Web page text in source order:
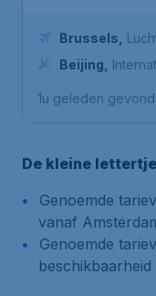
Brussels
Beijing
1u geleden
De kleine
Genoemde
vanaf
Genoemde